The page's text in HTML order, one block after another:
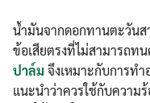
น้ำมันจากดอกทานตะวันส
ข้อเสียตรงที่ไม่สามารถท
ปาล์ม จึงเหมาะกับการท
แนะนำว่าควรใช้กับความ